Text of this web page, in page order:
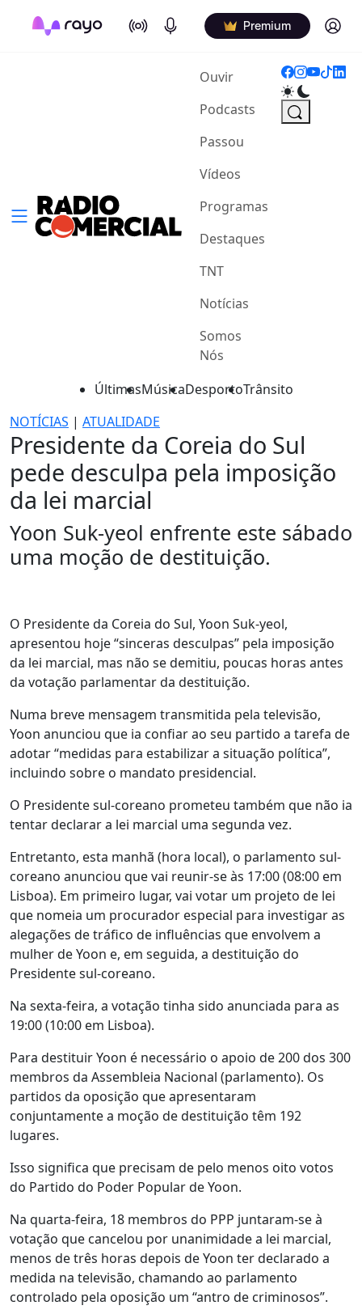
On Air Podcasts Premium Log in
Ouvir(current)
Podcasts
Passou
Vídeos
Programas
Destaques
TNT
Notícias
Somos
Nós
ÚltimasMúsicaDesportoTrânsito
NOTÍCIAS | ATUALIDADE
Presidente da Coreia do Sul
pede desculpa pela imposição
da lei marcial
Yoon Suk-yeol enfrente este sábado
uma moção de destituição.
O Presidente da Coreia do Sul, Yoon Suk-yeol,
apresentou hoje “sinceras desculpas” pela imposição
da lei marcial, mas não se demitiu, poucas horas antes
da votação parlamentar da destituição.
Numa breve mensagem transmitida pela televisão,
Yoon anunciou que ia confiar ao seu partido a tarefa de
adotar “medidas para estabilizar a situação política”,
incluindo sobre o mandato presidencial.
O Presidente sul-coreano prometeu também que não ia
tentar declarar a lei marcial uma segunda vez.
Entretanto, esta manhã (hora local), o parlamento sul-
coreano anunciou que vai reunir-se às 17:00 (08:00 em
Lisboa). Em primeiro lugar, vai votar um projeto de lei
que nomeia um procurador especial para investigar as
alegações de tráfico de influências que envolvem a
mulher de Yoon e, em seguida, a destituição do
Presidente sul-coreano.
Na sexta-feira, a votação tinha sido anunciada para as
19:00 (10:00 em Lisboa).
Para destituir Yoon é necessário o apoio de 200 dos 300
membros da Assembleia Nacional (parlamento). Os
partidos da oposição que apresentaram
conjuntamente a moção de destituição têm 192
lugares.
Isso significa que precisam de pelo menos oito votos
do Partido do Poder Popular de Yoon.
Na quarta-feira, 18 membros do PPP juntaram-se à
votação que cancelou por unanimidade a lei marcial,
menos de três horas depois de Yoon ter declarado a
medida na televisão, chamando ao parlamento
controlado pela oposição um “antro de criminosos”.